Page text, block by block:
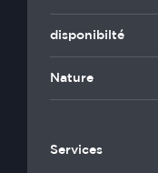
disponibilté
Nature
Services